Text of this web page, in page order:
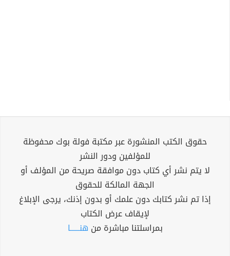
حقوق الكتب المنشورة عبر مكتبة فولة بوك محفوظة
للمؤلفين ودور النشر
لا يتم نشر أي كتاب دون موافقة صريحة من المؤلف أو
الجهة المالكة للحقوق
إذا تم نشر كتابك دون علمك أو بدون إذنك، يرجى الإبلاغ
لإيقاف عرض الكتاب
بمراسلتنا مباشرة من هنــــــا